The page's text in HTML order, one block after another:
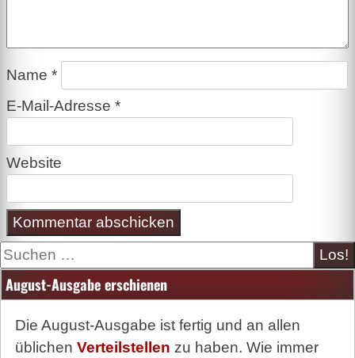
Name *
E-Mail-Adresse *
Website
Suche
August-Ausgabe erschienen
Die August-Ausgabe ist fertig und an allen
üblichen Verteilstellen zu haben. Wie immer